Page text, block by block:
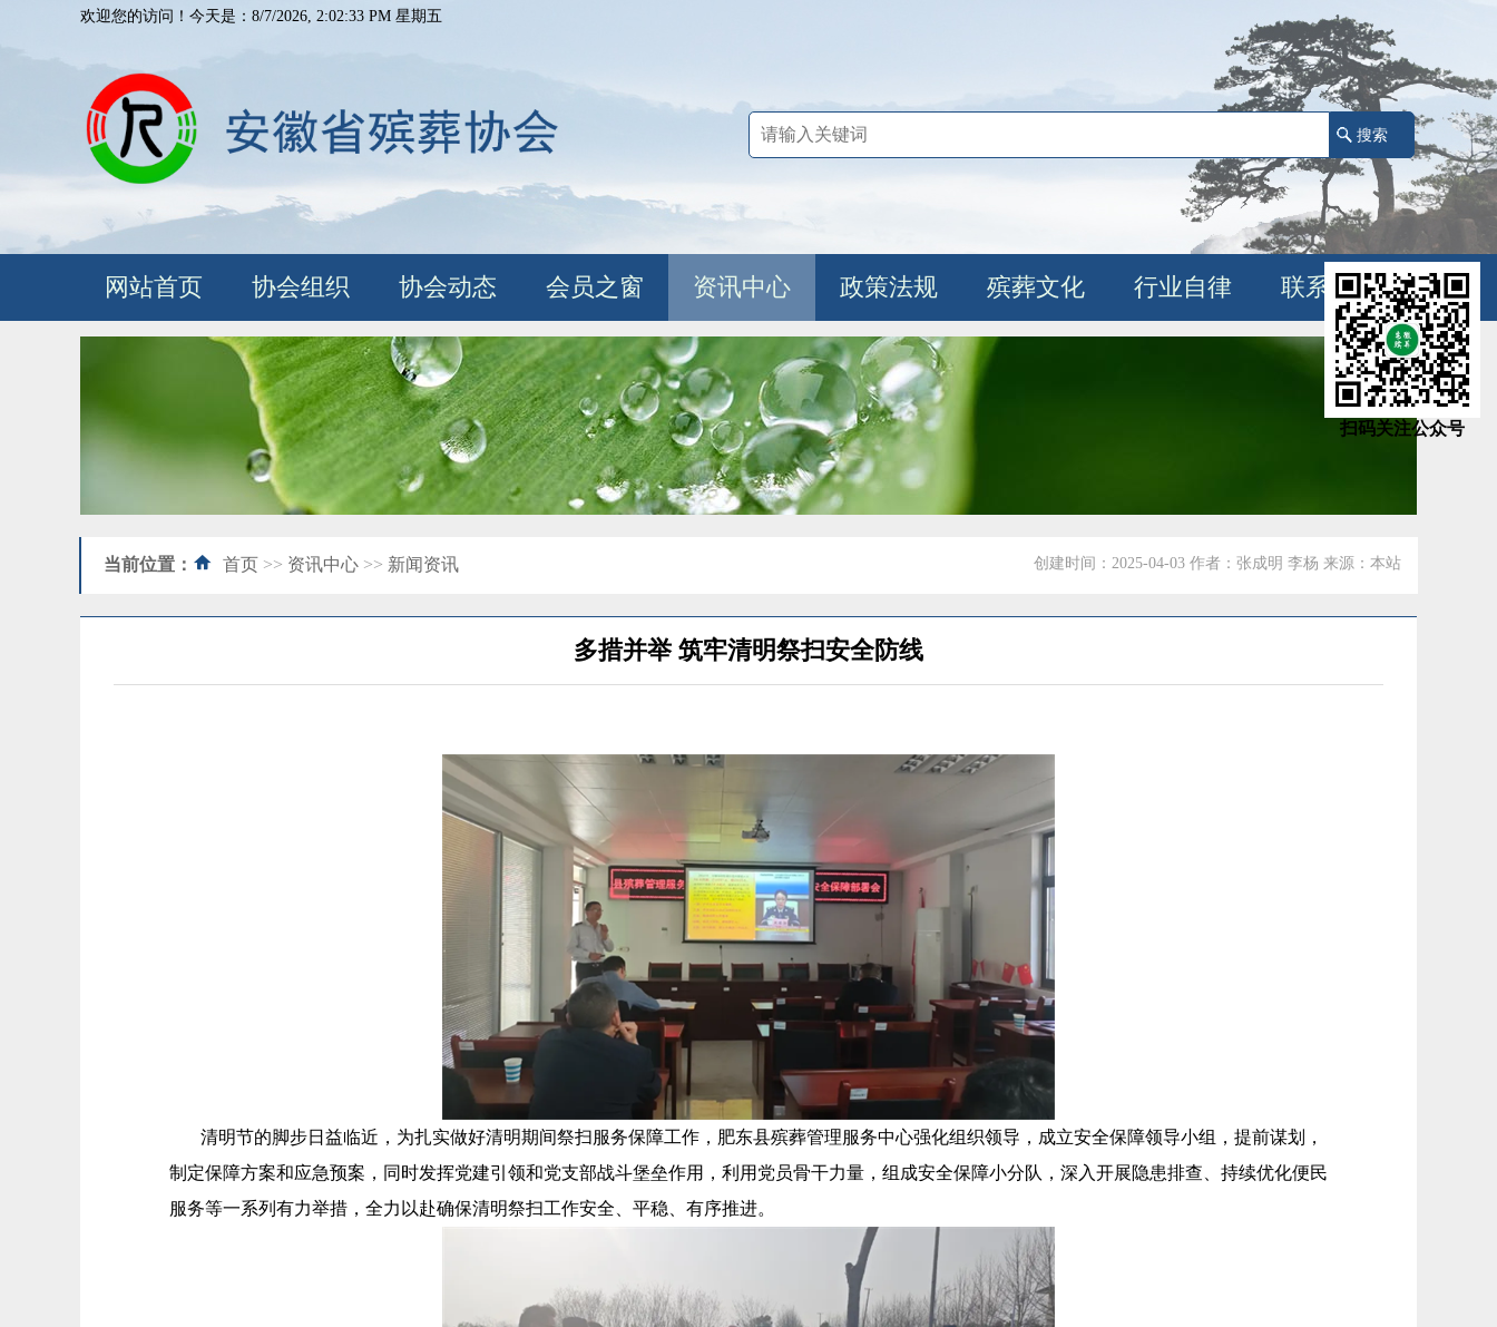
欢迎您的访问！今天是：8/7/2026, 2:02:34 PM 星期五
网站首页 协会组织 协会动态 会员之窗 资讯中心 政策法规 殡葬文化 行业自律 联系我们
创建时间：2025-04-03 作者：张成明 李杨 来源：本站
当前位置： 首页 >> 资讯中心 >> 新闻资讯
多措并举 筑牢清明祭扫安全防线
清明节的脚步日益临近，为扎实做好清明期间祭扫服务保障工作，肥东县殡葬管理服务中心强化组织领导，成立安全保障领导小组，提前谋划，
制定保障方案和应急预案，同时发挥党建引领和党支部战斗堡垒作用，利用党员骨干力量，组成安全保障小分队，深入开展隐患排查、持续优化便民
服务等一系列有力举措，全力以赴确保清明祭扫工作安全、平稳、有序推进。
扫码关注公众号